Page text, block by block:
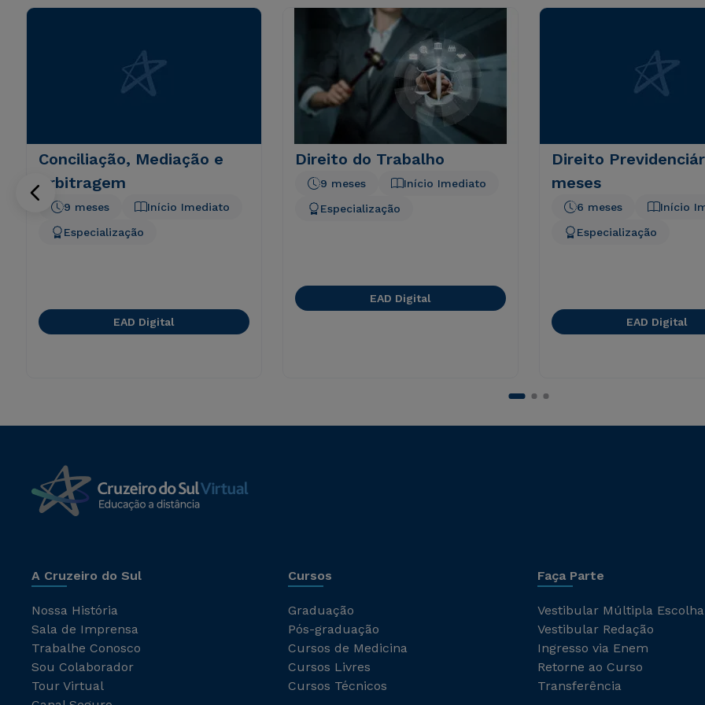
Conciliação, Mediação e
Arbitragem
Início Imediato
9 meses
Especialização
EAD Digital
Direito do Trabalho
Início Imediato
9 meses
Especialização
EAD Digital
Direito
meses
Início
6 meses
Especialização
EAD Digital
A Cruzeiro do Sul
Nossa História
Sala de Imprensa
Trabalhe Conosco
Sou Colaborador
Tour Virtual
Cursos
Graduação
Pós-graduação
Cursos de Medicina
Cursos Livres
Cursos Técnicos
Faça Parte
Vestibular Múltipla Escolha
Vestibular Redação
Ingresso via Enem
Retorne ao Curso
Transferência